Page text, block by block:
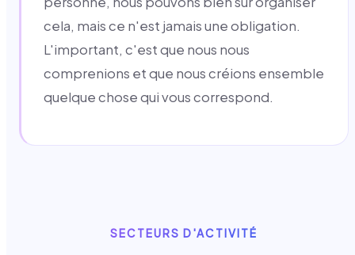
cela, mais ce n'est jamais une obligation.
L'important, c'est que nous nous
comprenions et que nous créions ensemble
quelque chose qui vous correspond.
SECTEURS D'ACTIVITÉ